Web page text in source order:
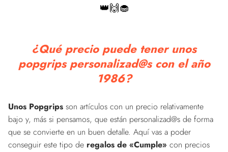
👑🙌🧁
¿Qué precio puede tener unos
popgrips personalizad@s con el año
1986?
Unos Popgrips son artículos con un precio relativamente
bajo y, más si pensamos, que están personalizad@s de forma
que se convierte en un buen detalle. Aquí vas a poder
conseguir este tipo de regalos de «Cumple» con precios